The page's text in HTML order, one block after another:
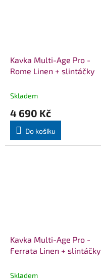
Kavka Multi-Age Pro -
Rome Linen + slintáčky
Skladem
4 690 Kč
Do košíku
Kavka Multi-Age Pro -
Ferrata Linen + slintáčky
Skladem